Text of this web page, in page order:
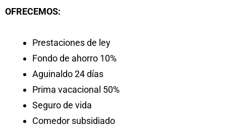
OFRECEMOS:
Prestaciones de ley
Fondo de ahorro 10%
Aguinaldo 24 días
Prima vacacional 50%
Seguro de vida
Comedor subsidiado